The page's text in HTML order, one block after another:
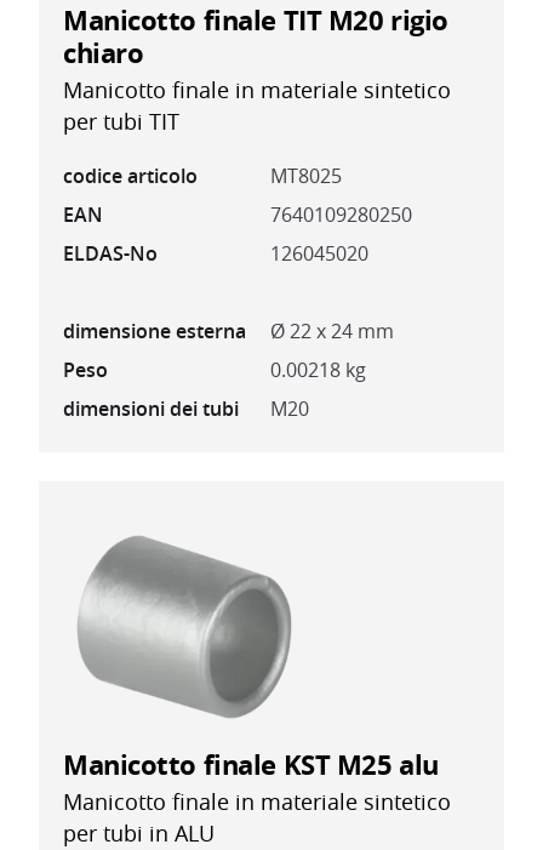
Manicotto finale TIT M20 rigio
chiaro
Manicotto finale in materiale sintetico
per tubi TIT
codice articolo
MT8025
EAN
7640109280250
ELDAS-No
126045020
dimensione esterna
Ø 22 x 24 mm
Peso
0.00218 kg
dimensioni dei tubi
M20
Manicotto finale KST M25 alu
Manicotto finale in materiale sintetico
per tubi in ALU